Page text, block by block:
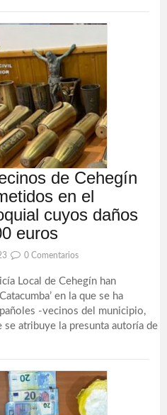
de Cehegín
en el
cuyos daños
euros
0 Comentarios
Local de Cehegín han
en la que se ha
-vecinos del municipio,
atribuye la presunta autoría de